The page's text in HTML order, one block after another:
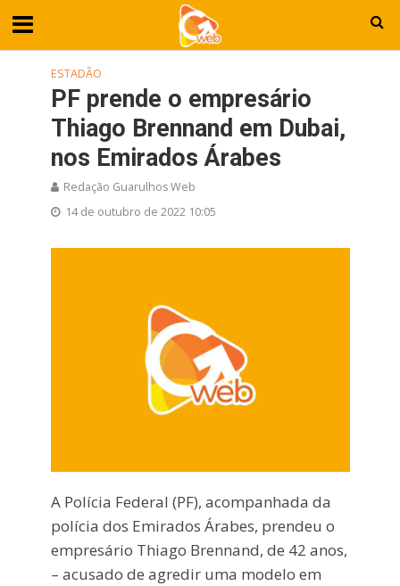
ESTADÃO
PF prende o empresário
Thiago Brennand em Dubai,
nos Emirados Árabes
Redação Guarulhos Web
14 de outubro de 2022 10:05
A Polícia Federal (PF), acompanhada da
polícia dos Emirados Árabes, prendeu o
empresário Thiago Brennand, de 42 anos,
– acusado de agredir uma modelo em